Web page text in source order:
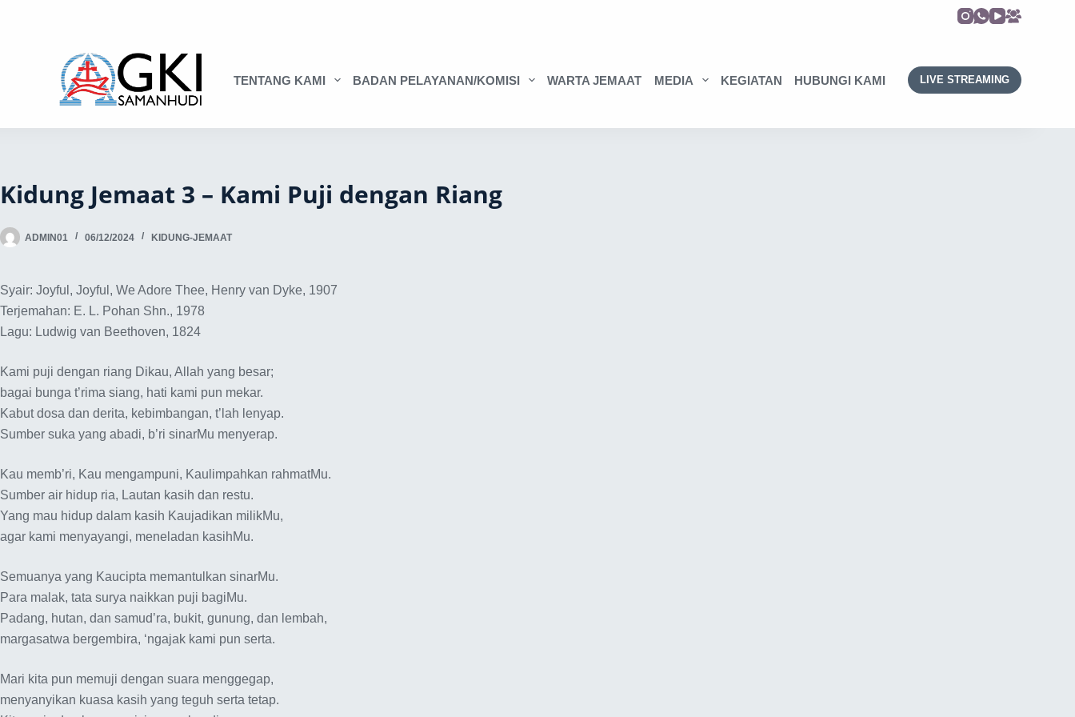
TENTANG KAMI BADAN PELAYANAN/KOMISI WARTA JEMAAT MEDIA KEGIATAN HUBUNGI KAMI LIVE STREAMING
Kidung Jemaat 3 – Kami Puji dengan Riang
ADMIN01 06/12/2024 KIDUNG-JEMAAT
Syair: Joyful, Joyful, We Adore Thee, Henry van Dyke, 1907
Terjemahan: E. L. Pohan Shn., 1978
Lagu: Ludwig van Beethoven, 1824
Kami puji dengan riang Dikau, Allah yang besar;
bagai bunga t’rima siang, hati kami pun mekar.
Kabut dosa dan derita, kebimbangan, t’lah lenyap.
Sumber suka yang abadi, b’ri sinarMu menyerap.
Kau memb’ri, Kau mengampuni, Kaulimpahkan rahmatMu.
Sumber air hidup ria, Lautan kasih dan restu.
Yang mau hidup dalam kasih Kaujadikan milikMu,
agar kami menyayangi, meneladan kasihMu.
Semuanya yang Kaucipta memantulkan sinarMu.
Para malak, tata surya naikkan puji bagiMu.
Padang, hutan, dan samud’ra, bukit, gunung, dan lembah,
margasatwa bergembira, ‘ngajak kami pun serta.
Mari kita pun memuji dengan suara menggegap,
menyanyikan kuasa kasih yang teguh serta tetap.